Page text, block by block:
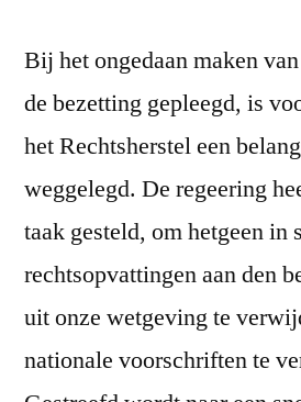
Bij het ongedaan maken
de bezetting gepleegd, is
het Rechtsherstel een
weggelegd. De regeering
taak gesteld, om hetgeen in
rechtsopvattingen aan den
uit onze wetgeving te
nationale voorschriften te